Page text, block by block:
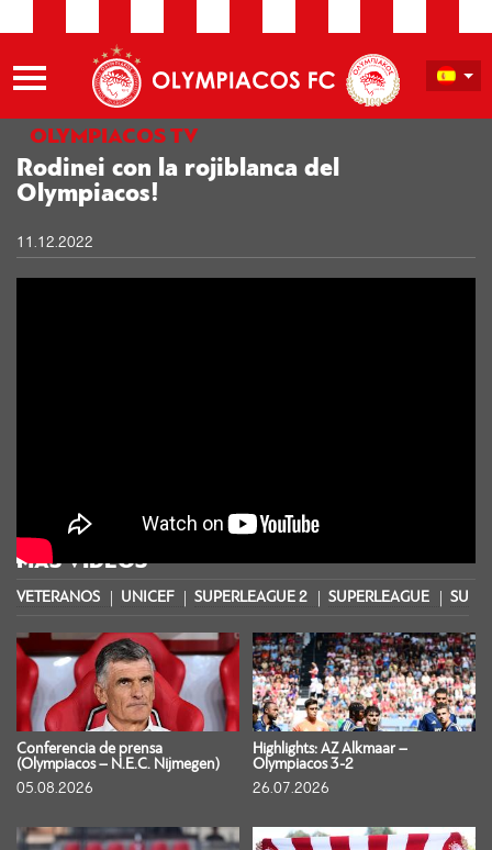
OLYMPIACOS TV
Rodinei con la rojiblanca del
Olympiacos!
11.12.2022
MÁS VIDEOS
VETERANOS UNICEF SUPERLEAGUE 2 SUPERLEAGUE
Conferencia de prensa
(Olympiacos – N.E.C. Nijmegen)
05.08.2026
Highlights: AZ Alkmaar –
Olympiacos 3-2
26.07.2026